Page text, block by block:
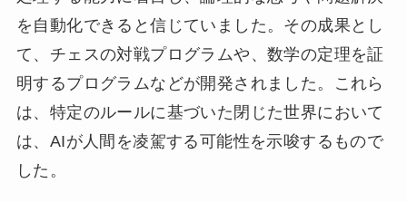
を自動化できると信じていました。その成果とし
て、チェスの対戦プログラムや、数学の定理を証
明するプログラムなどが開発されました。これら
は、特定のルールに基づいた閉じた世界において
は、AIが人間を凌駕する可能性を示唆するもので
した。